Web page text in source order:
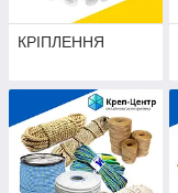
КРІПЛЕННЯ